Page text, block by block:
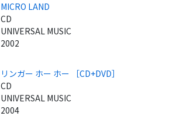
MICRO LAND
CD
UNIVERSAL MUSIC
2002
リンガー ホー ホー ［CD+DVD］
CD
UNIVERSAL MUSIC
2004